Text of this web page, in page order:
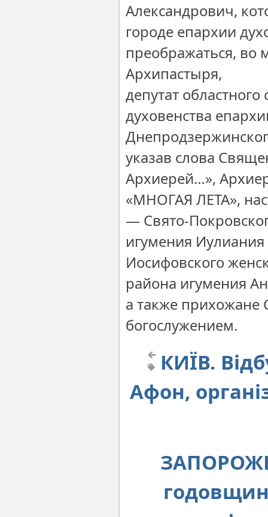
Александрович,
городе епархии
преображаться, во
Архипастыря,
депутат
духовенства
указав слова
Архиерей…»,
«МНОГАЯ ЛЕТА»,
— Свято-
игумения Иулиания
Иосифовского
района игумения
а также прихожане
богослужением.
КИЇВ.
Афон,